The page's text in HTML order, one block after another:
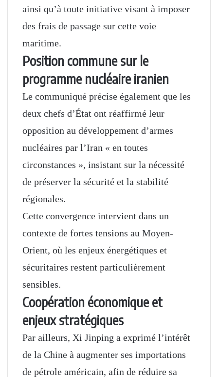
ainsi qu’à toute initiative visant à imposer
des frais de passage sur cette voie
maritime.
Position commune sur le
programme nucléaire iranien
Le communiqué précise également que les
deux chefs d’État ont réaffirmé leur
opposition au développement d’armes
nucléaires par l’Iran « en toutes
circonstances », insistant sur la nécessité
de préserver la sécurité et la stabilité
régionales.
Cette convergence intervient dans un
contexte de fortes tensions au Moyen-
Orient, où les enjeux énergétiques et
sécuritaires restent particulièrement
sensibles.
Coopération économique et
enjeux stratégiques
Par ailleurs, Xi Jinping a exprimé l’intérêt
de la Chine à augmenter ses importations
de pétrole américain, afin de réduire sa